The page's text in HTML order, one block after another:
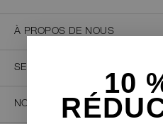
À PROPOS DE NOUS
SERVICE CLIENT
NOUS CONTACTER
10